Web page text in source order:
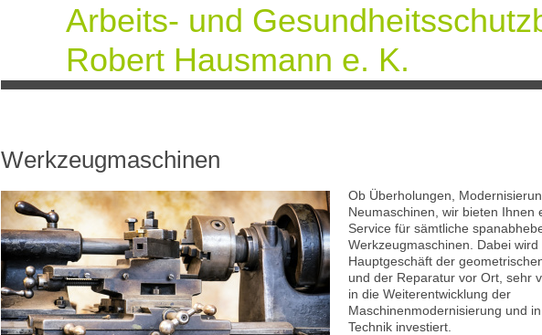
Arbeits- und
Robert Hausmann e. K.
Werkzeugmaschinen
Ob Überholungen,
Neumaschinen, wir bieten Ihnen
Service für sämtliche
Werkzeugmaschinen. Dabei wird
Hauptgeschäft der
und der Reparatur vor Ort, sehr
in die Weiterentwicklung der
Maschinenmodernisierung und
Technik investiert.